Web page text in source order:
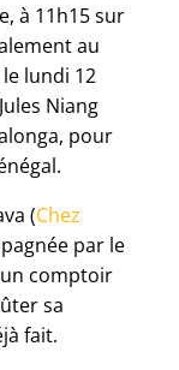
à 11h15 sur
au
lundi 12
Niang
pour
(Chez
par le
comptoir
sa
fait.